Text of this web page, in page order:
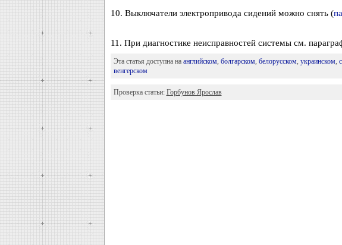
10. Выключатели электропривода сидений можно снять (
11. При диагностике неисправностей системы см.
Эта статья доступна на английском, болгарском, белорусском, украинском,
венгерском
Проверка статьи: Горбунов Ярослав